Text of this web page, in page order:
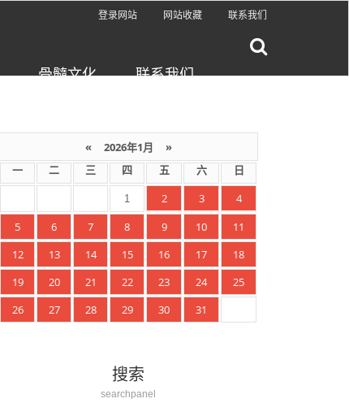
登录网站 网站收藏 联系我们
骨髓文化 联系我们
« 2026年1月 »
一 二 三 四 五 六 日
1 2 3
4
5
6 7 8 9 10
11
12
13 14 15 16 17
18
19
20 21 22 23 24
25
26
27 28 29 30 31
搜索
searchpanel